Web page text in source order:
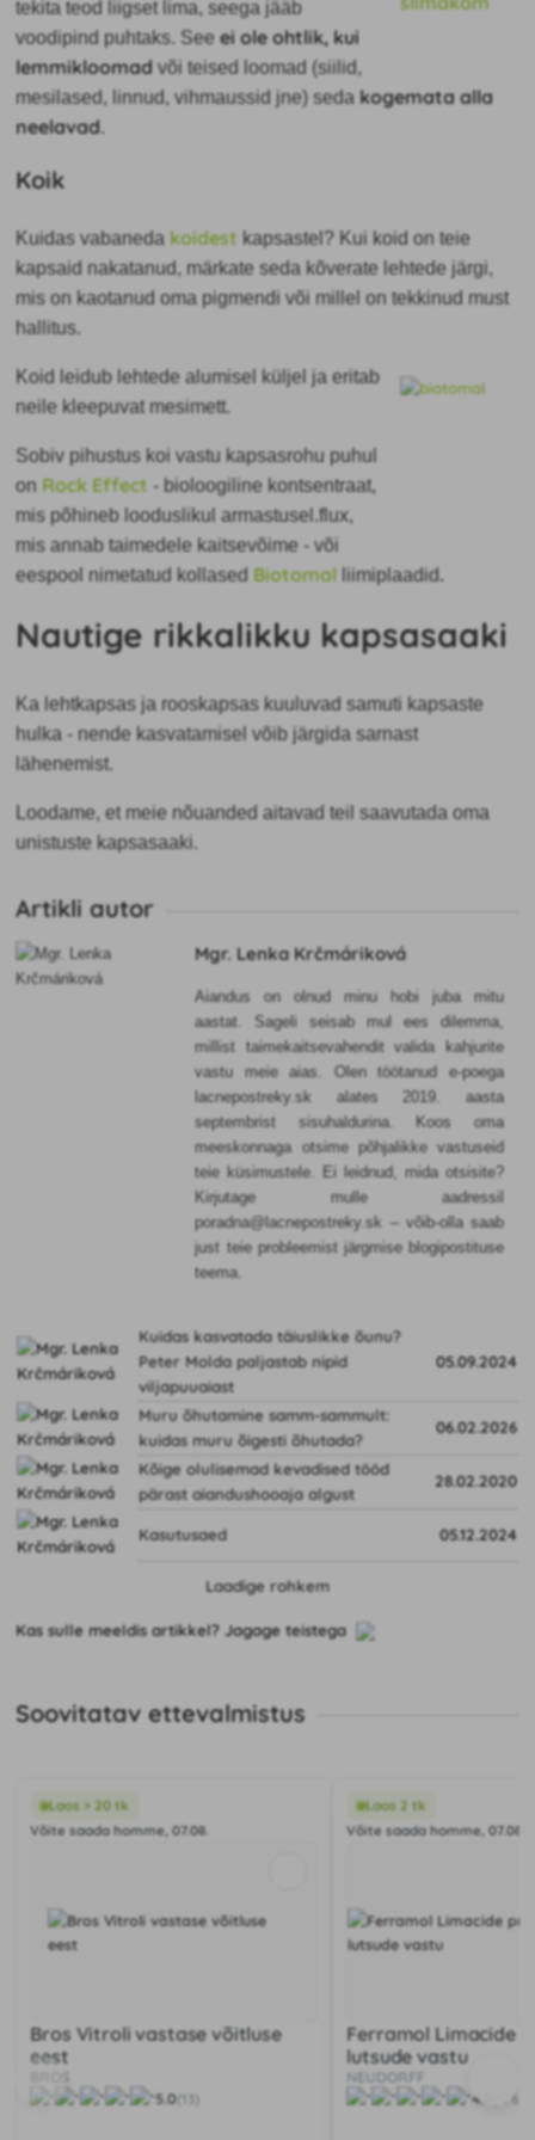
tekita teod liigset lima, seega jääb
voodipind puhtaks. Seeei ole ohtlik, kui
lemmikloomad või teised loomad (siilid,
mesilased, linnud, vihmaussid jne) seda kogemata alla
neelavad.
Koik
Kuidas vabaneda koidest kapsastel? Kui koid on teie
kapsaid nakatanud, märkate seda kõverate lehtede järgi,
mis on kaotanud oma pigmendi või millel on tekkinud must
hallitus.
Koid leidub lehtede alumisel küljel ja eritab
neile kleepuvat mesimett.
Sobiv pihustus koi vastu kapsasrohu puhul
on Rock Effect - bioloogiline kontsentraat,
mis põhineb looduslikul armastusel.flux,
mis annab taimedele kaitsevõime - või
eespool nimetatud kollased Biotomal liimiplaadid.
Nautige rikkalikku kapsasaaki
Ka lehtkapsas ja rooskapsas kuuluvad samuti kapsaste
hulka - nende kasvatamisel võib järgida sarnast
lähenemist.
Loodame, et meie nõuanded aitavad teil saavutada oma
unistuste kapsasaaki.
Artikli autor
Mgr. Lenka Krčmáriková
Aiandus on olnud minu hobi juba mitu
aastat. Sageli seisab mul ees dilemma,
millist taimekaitsevahendit valida kahjurite
vastu meie aias. Olen töötanud e-poega
lacnepostreky.sk alates 2019. aasta
septembrist sisuhaldurina. Koos oma
meeskonnaga otsime põhjalikke vastuseid
teie küsimustele. Ei leidnud, mida otsisite?
Kirjutage mulle aadressil
poradna@lacnepostreky.sk – võib-olla saab
just teie probleemist järgmise blogipostituse
teema.
Kuidas kasvatada täiuslikke õunu?
Peter Molda paljastab nipid
viljapuuaiast
05.09.2024
Muru õhutamine samm-sammult:
kuidas muru õigesti õhutada?
06.02.2026
Kõige olulisemad kevadised tööd
pärast aiandushooaja algust
28.02.2020
Kasutusaed 05.12.2024
Laadige rohkem
Kas sulle meeldis artikkel? Jagage teistega
Soovitatav ettevalmistus
Laos > 20 tk
Võite saada homme, 07.08.
Bros Vitroli vastase võitluse
eest
BROS
5.0(13)
Laos 2 tk
Võite saada homme, 07.08.
Ferramol Limacide
lutsude vastu
NEUDORFF
4.9
(176)